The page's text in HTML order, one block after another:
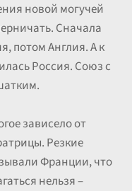
новой могучей
Сначала
потом Англия. А к
Россия. Союз с
зависело от
Резкие
Франции, что
нельзя –